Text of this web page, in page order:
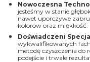
Nowoczesna
jesteśmy w stanie
nawet uporczywe
kolorów oraz miękkość.
Doświadczeni
wykwalifikowanych
metodę czyszczenia do
podejście i trwałe